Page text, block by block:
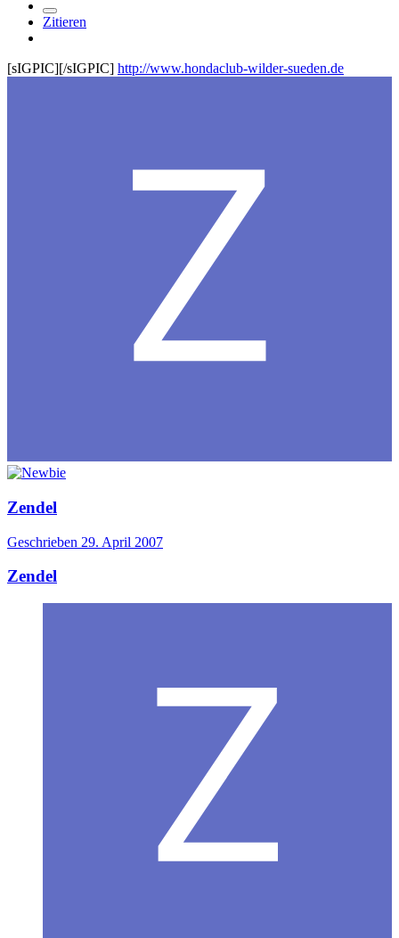
Zitieren
[sIGPIC][/sIGPIC] http://www.hondaclub-wilder-sueden.de
Zendel
Geschrieben 29. April 2007
Zendel